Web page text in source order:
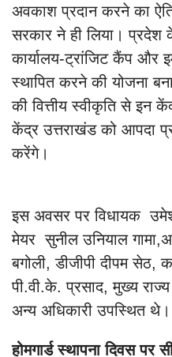
अवकाश प्रदान करने का
सरकार ने ही लिया। प्रदेश
कार्यालय-ट्रांजिट कैंप और
स्थापित करने की योजना
की वित्तीय स्वीकृति से इन
केंद्र उत्तराखंड को आपदा
करेंगे।
इस अवसर पर विधायक
मेयर सुनील उनियाल
बगोली, डीजीपी दीपम सेठ,
पी.वी.के. प्रसाद, मुख्य
अन्य अधिकारी उपस्थित थे।
होमगार्ड स्थापना दिवस पर